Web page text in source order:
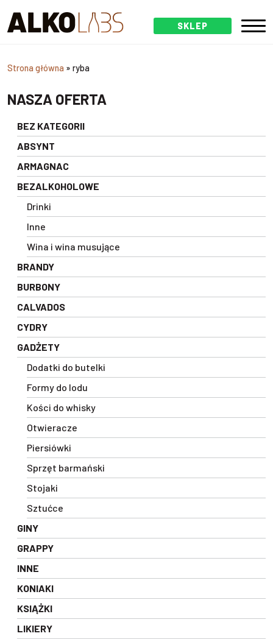
SKLEP
Strona główna » ryba
NASZA OFERTA
BEZ KATEGORII
ABSYNT
ARMAGNAC
BEZALKOHOLOWE
Drinki
Inne
Wina i wina musujące
BRANDY
BURBONY
CALVADOS
CYDRY
GADŻETY
Dodatki do butelki
Formy do lodu
Kości do whisky
Otwieracze
Piersiówki
Sprzęt barmański
Stojaki
Sztućce
GINY
GRAPPY
INNE
KONIAKI
KSIĄŻKI
LIKIERY